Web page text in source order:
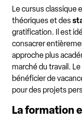
Le cursus classique
théoriques et des
gratification. Il est
consacrer
approche plus
marché du travail. Le
bénéficier de
pour des projets
La formation